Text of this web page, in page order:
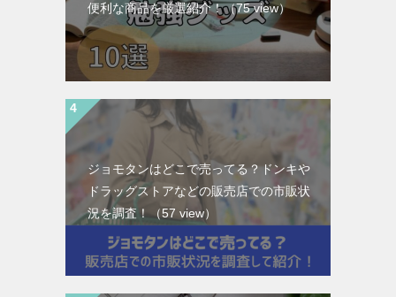
便利な商品を厳選紹介！（75 view）
ジョモタンはどこで売ってる？ドンキや
ドラッグストアなどの販売店での市販状
況を調査！（57 view）